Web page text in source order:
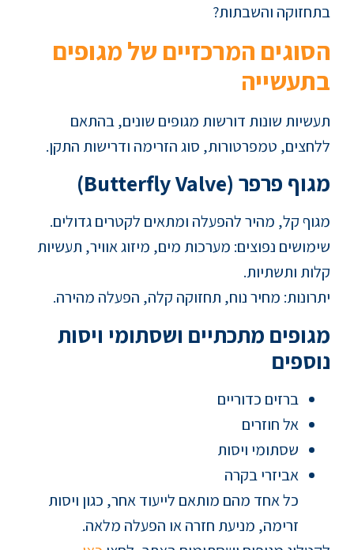
בתחזוקה והשבתות?
הסוגים המרכזיים של מגופים
בתעשייה
תעשיות שונות דורשות מגופים שונים, בהתאם
ללחצים, טמפרטורות, סוג הזרימה ודרישות התקן.
מגוף פרפר (Butterfly Valve)
מגוף קל, מהיר להפעלה ומתאים לקטרים גדולים.
שימושים נפוצים: מערכות מים, מיזוג אוויר, תעשיות
קלות ותשתיות.
יתרונות: מחיר נוח, תחזוקה קלה, הפעלה מהירה.
מגופים מתכתיים ושסתומי ויסות
נוספים
ברזים כדוריים
אל חוזרים
שסתומי ויסות
אביזרי בקרה
כל אחד מהם מותאם לייעוד אחר, כגון ויסות
זרימה, מניעת חזרה או הפעלה מלאה.